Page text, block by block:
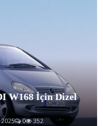
W168 İçin Dizel
0 352